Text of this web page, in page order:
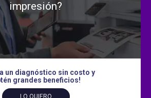
impresión?
un diagnóstico sin costo y
grandes beneficios!
LO QUIERO